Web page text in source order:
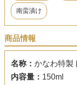
南蛮漬け
商品情報
名称： かなわ特製
内容量： 150ml